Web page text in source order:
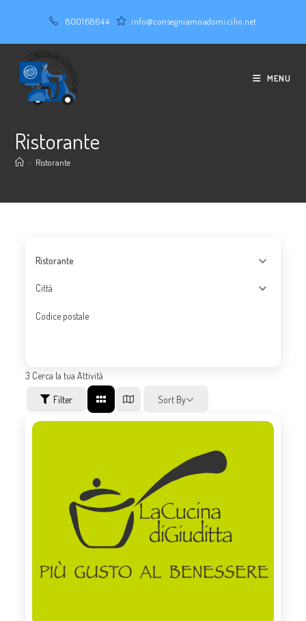
contenuto
800168644 info@consegniamoadomicilio.net
MENU
Ristorante
> Ristorante
Ristorante
Città
Codice postale
3 Cerca la tua Attività
Filter Sort By